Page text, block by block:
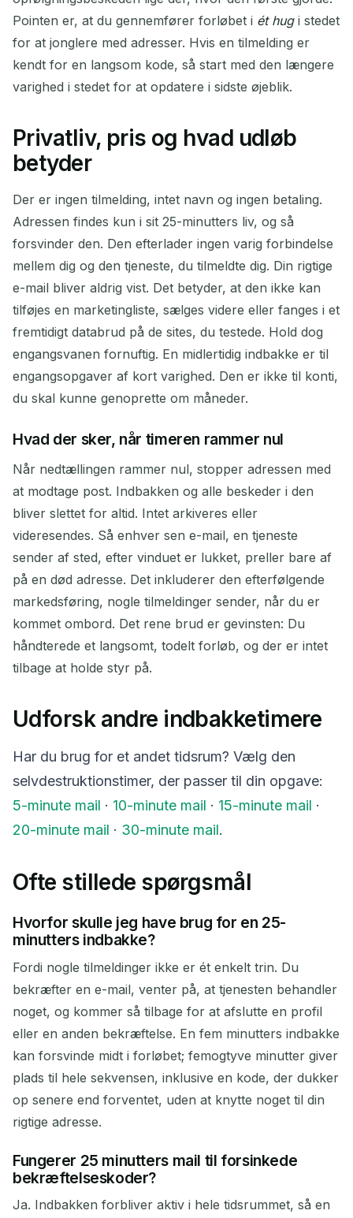
Pointen er, at du gennemfører forløbet i ét hugi stedet
for at jonglere med adresser. Hvis en tilmelding er
kendt for en langsom kode, så start med den længere
varighed i stedet for at opdatere i sidste øjeblik.
Privatliv, pris og hvad udløb
betyder
Der er ingen tilmelding, intet navn og ingen betaling.
Adressen findes kun i sit 25-minutters liv, og så
forsvinder den. Den efterlader ingen varig forbindelse
mellem dig og den tjeneste, du tilmeldte dig. Din rigtige
e-mail bliver aldrig vist. Det betyder, at den ikke kan
tilføjes en marketingliste, sælges videre eller fanges i et
fremtidigt databrud på de sites, du testede. Hold dog
engangsvanen fornuftig. En midlertidig indbakke er til
engangsopgaver af kort varighed. Den er ikke til konti,
du skal kunne genoprette om måneder.
Hvad der sker, når timeren rammer nul
Når nedtællingen rammer nul, stopper adressen med
at modtage post. Indbakken og alle beskeder i den
bliver slettet for altid. Intet arkiveres eller
videresendes. Så enhver sen e-mail, en tjeneste
sender af sted, efter vinduet er lukket, preller bare af
på en død adresse. Det inkluderer den efterfølgende
markedsføring, nogle tilmeldinger sender, når du er
kommet ombord. Det rene brud er gevinsten: Du
håndterede et langsomt, todelt forløb, og der er intet
tilbage at holde styr på.
Udforsk andre indbakketimere
Har du brug for et andet tidsrum? Vælg den
selvdestruktionstimer, der passer til din opgave:
5-minute mail · 10-minute mail · 15-minute mail ·
20-minute mail · 30-minute mail.
Ofte stillede spørgsmål
Hvorfor skulle jeg have brug for en 25-
minutters indbakke?
Fordi nogle tilmeldinger ikke er ét enkelt trin. Du
bekræfter en e-mail, venter på, at tjenesten behandler
noget, og kommer så tilbage for at afslutte en profil
eller en anden bekræftelse. En fem minutters indbakke
kan forsvinde midt i forløbet; femogtyve minutter giver
plads til hele sekvensen, inklusive en kode, der dukker
op senere end forventet, uden at knytte noget til din
rigtige adresse.
Fungerer 25 minutters mail til forsinkede
bekræftelseskoder?
Ja. Indbakken forbliver aktiv i hele tidsrummet, så en